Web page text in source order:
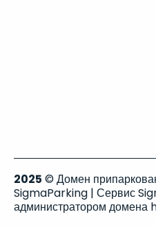
2025 © Домен
SigmaParking | Сервис
администратором домена